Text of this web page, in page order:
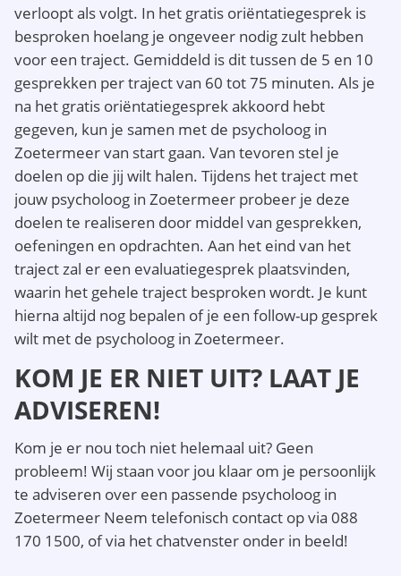
verloopt als volgt. In het gratis oriëntatiegesprek is
besproken hoelang je ongeveer nodig zult hebben
voor een traject. Gemiddeld is dit tussen de 5 en 10
gesprekken per traject van 60 tot 75 minuten. Als je
na het gratis oriëntatiegesprek akkoord hebt
gegeven, kun je samen met de psycholoog in
Zoetermeer van start gaan. Van tevoren stel je
doelen op die jij wilt halen. Tijdens het traject met
jouw psycholoog in Zoetermeer probeer je deze
doelen te realiseren door middel van gesprekken,
oefeningen en opdrachten. Aan het eind van het
traject zal er een evaluatiegesprek plaatsvinden,
waarin het gehele traject besproken wordt. Je kunt
hierna altijd nog bepalen of je een follow-up gesprek
wilt met de psycholoog in Zoetermeer.
KOM JE ER NIET UIT? LAAT JE
ADVISEREN!
Kom je er nou toch niet helemaal uit? Geen
probleem! Wij staan voor jou klaar om je persoonlijk
te adviseren over een passende psycholoog in
Zoetermeer Neem telefonisch contact op via 088
170 1500, of via het chatvenster onder in beeld!